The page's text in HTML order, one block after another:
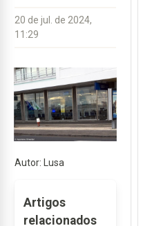
20 de jul. de 2024,
11:29
Autor: Lusa
Artigos
relacionados